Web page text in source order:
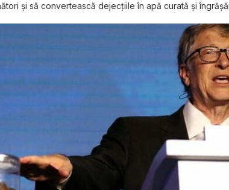
şi să convertească dejecţiile în apă curată şi